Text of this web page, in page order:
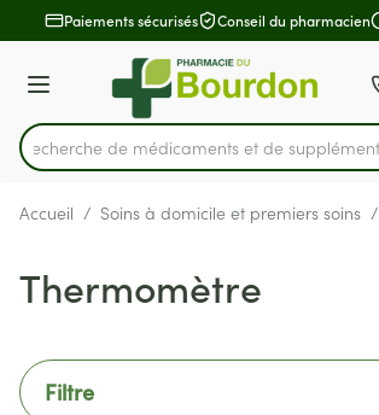
Aller au contenu
1 de 1
Paiements sécurisés Conseil du pharmacien
Menu
Rechercher
Recherche de médicaments et de
Accueil / Soins à domicile et premiers soins /
Thermomètre
Filtre